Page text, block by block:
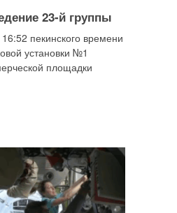
23-й группы
16:52 пекинского времени
установки №1
площадки